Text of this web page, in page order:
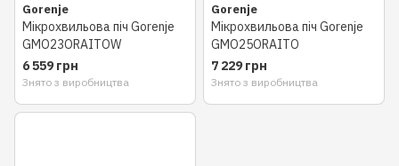
Gorenje
Мікрохвильова піч Gorenje
GMO23ORAITOW
6 559 грн
Знято з виробництва
Gorenje
Мікрохвильова піч Gorenje
GMO25ORAITO
7 229 грн
Знято з виробництва